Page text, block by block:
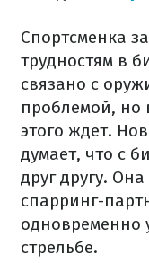
Спортсменка
трудностям в
связано с
проблемой, но
этого ждет.
думает, что с
друг другу.
спарринг-
одновременно
стрельбе.